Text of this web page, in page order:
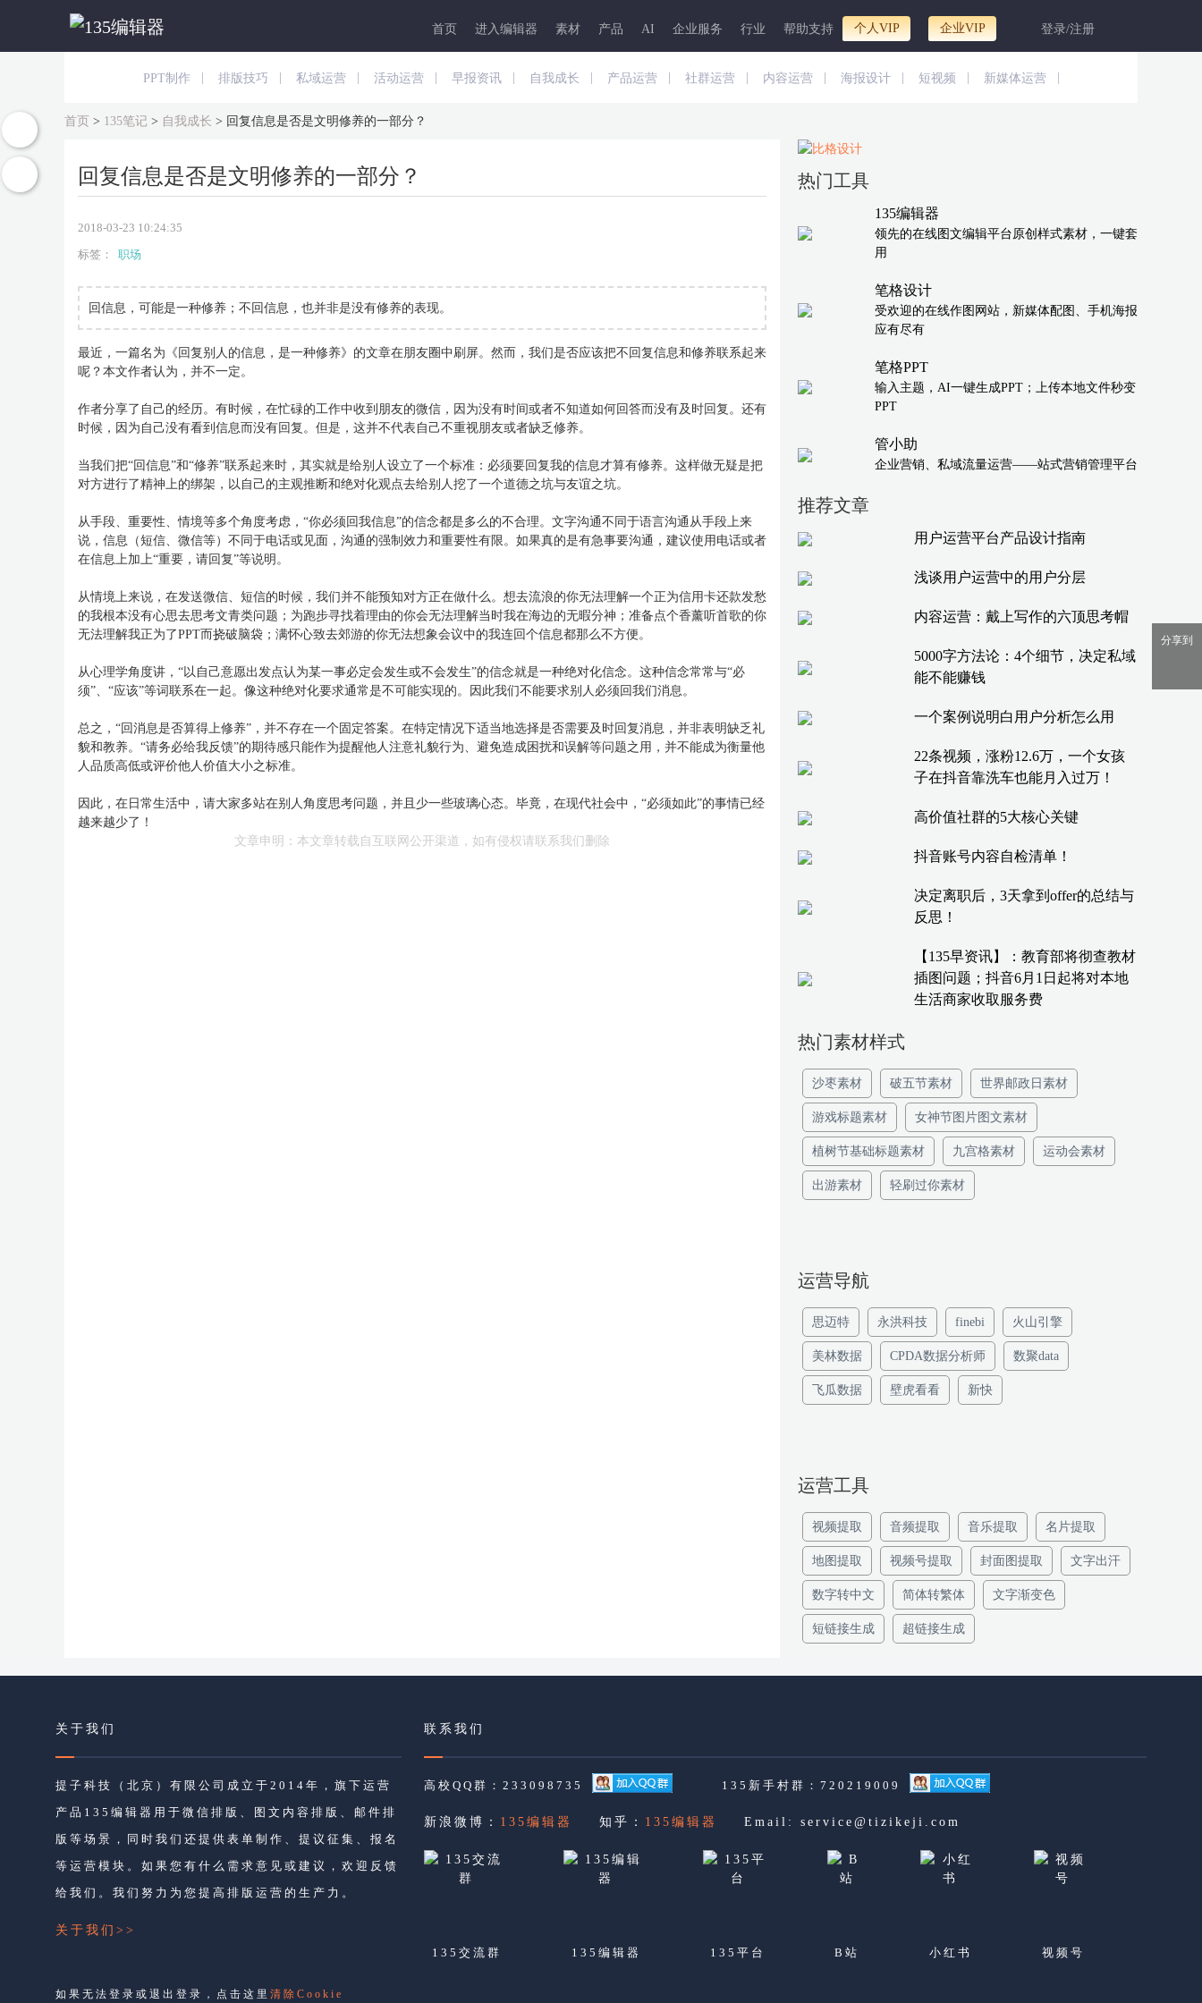
首页 进入编辑器 素材 产品 AI 企业服务 行业 帮助支持 个人VIP 企业VIP 登录/注册
PPT制作 排版技巧 私域运营 活动运营 早报资讯 自我成长 产品运营 社群运营 内容运营 海报设计 短视频 新媒体运营
首页 > 135笔记 > 自我成长 > 回复信息是否是文明修养的一部分？
回复信息是否是文明修养的一部分？
2018-03-23 10:24:35
标签： 职场
回信息，可能是一种修养；不回信息，也并非是没有修养的表现。
最近，一篇名为《回复别人的信息，是一种修养》的文章在朋友圈中刷屏。然而，我们是否应该把不回复信息和修养联系起来
呢？本文作者认为，并不一定。
作者分享了自己的经历。有时候，在忙碌的工作中收到朋友的微信，因为没有时间或者不知道如何回答而没有及时回复。还有
时候，因为自己没有看到信息而没有回复。但是，这并不代表自己不重视朋友或者缺乏修养。
当我们把“回信息”和“修养”联系起来时，其实就是给别人设立了一个标准：必须要回复我的信息才算有修养。这样做无疑是把
对方进行了精神上的绑架，以自己的主观推断和绝对化观点去给别人挖了一个道德之坑与友谊之坑。
从手段、重要性、情境等多个角度考虑，“你必须回我信息”的信念都是多么的不合理。文字沟通不同于语言沟通从手段上来
说，信息（短信、微信等）不同于电话或见面，沟通的强制效力和重要性有限。如果真的是有急事要沟通，建议使用电话或者
在信息上加上“重要，请回复”等说明。
从情境上来说，在发送微信、短信的时候，我们并不能预知对方正在做什么。想去流浪的你无法理解一个正为信用卡还款发愁
的我根本没有心思去思考文青类问题；为跑步寻找着理由的你会无法理解当时我在海边的无暇分神；准备点个香薰听首歌的你
无法理解我正为了PPT而挠破脑袋；满怀心致去郊游的你无法想象会议中的我连回个信息都那么不方便。
从心理学角度讲，“以自己意愿出发点认为某一事必定会发生或不会发生”的信念就是一种绝对化信念。这种信念常常与“必
须”、“应该”等词联系在一起。像这种绝对化要求通常是不可能实现的。因此我们不能要求别人必须回我们消息。
总之，“回消息是否算得上修养”，并不存在一个固定答案。在特定情况下适当地选择是否需要及时回复消息，并非表明缺乏礼
貌和教养。“请务必给我反馈”的期待感只能作为提醒他人注意礼貌行为、避免造成困扰和误解等问题之用，并不能成为衡量他
人品质高低或评价他人价值大小之标准。
因此，在日常生活中，请大家多站在别人角度思考问题，并且少一些玻璃心态。毕竟，在现代社会中，“必须如此”的事情已经
越来越少了！
文章申明：本文章转载自互联网公开渠道，如有侵权请联系我们删除
热门工具
135编辑器
领先的在线图文编辑平台原创样式素材，一键套
用
笔格设计
受欢迎的在线作图网站，新媒体配图、手机海报
应有尽有
笔格PPT
输入主题，AI一键生成PPT；上传本地文件秒变
PPT
管小助
企业营销、私域流量运营——站式营销管理平台
推荐文章
用户运营平台产品设计指南
浅谈用户运营中的用户分层
内容运营：戴上写作的六顶思考帽
5000字方法论：4个细节，决定私域
能不能赚钱
一个案例说明白用户分析怎么用
22条视频，涨粉12.6万，一个女孩
子在抖音靠洗车也能月入过万！
高价值社群的5大核心关键
抖音账号内容自检清单！
决定离职后，3天拿到offer的总结与
反思！
【135早资讯】：教育部将彻查教材
插图问题；抖音6月1日起将对本地
生活商家收取服务费
热门素材样式
沙枣素材 破五节素材 世界邮政日素材
游戏标题素材 女神节图片图文素材
植树节基础标题素材 九宫格素材 运动会素材
出游素材 轻刷过你素材
运营导航
思迈特 永洪科技 finebi 火山引擎
美林数据 CPDA数据分析师 数聚data
飞瓜数据 壁虎看看 新快
运营工具
视频提取 音频提取 音乐提取 名片提取
地图提取 视频号提取 封面图提取 文字出汗
数字转中文 简体转繁体 文字渐变色
短链接生成 超链接生成
分享到
关于我们
提子科技（北京）有限公司成立于2014年，旗下运营
产品135编辑器用于微信排版、图文内容排版、邮件排
版等场景，同时我们还提供表单制作、提议征集、报名
等运营模块。如果您有什么需求意见或建议，欢迎反馈
给我们。我们努力为您提高排版运营的生产力。
关于我们>>
联系我们
高校QQ群：233098735 135新手村群：720219009
新浪微博： 135编辑器 知乎： 135编辑器 Email: service@tizikeji.com
135交流群 135编辑器 135平台 B站 小红书 视频号
如果无法登录或退出登录，点击这里 清除Cookie